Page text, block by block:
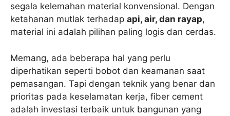
segala kelemahan material konvensional. Dengan
ketahanan mutlak terhadap api, air, dan rayap,
material ini adalah pilihan paling logis dan cerdas.
Memang, ada beberapa hal yang perlu
diperhatikan seperti bobot dan keamanan saat
pemasangan. Tapi dengan teknik yang benar dan
prioritas pada keselamatan kerja, fiber cement
adalah investasi terbaik untuk bangunan yang